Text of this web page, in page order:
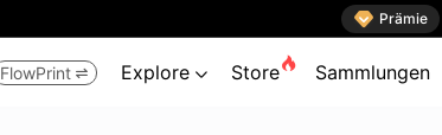
 Prämie
FlowPrint  Explore  Store Sammlungen